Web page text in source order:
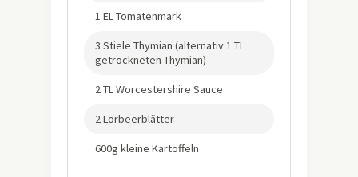
1 EL Tomatenmark
3 Stiele Thymian (alternativ 1 TL
getrockneten Thymian)
2 TL Worcestershire Sauce
2 Lorbeerblätter
600g kleine Kartoffeln